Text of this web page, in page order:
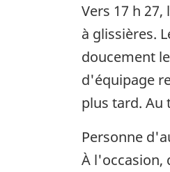
Vers 17 h
à glissières.
doucement
d'équipage
plus tard. Au
Personne
À l'occasion,